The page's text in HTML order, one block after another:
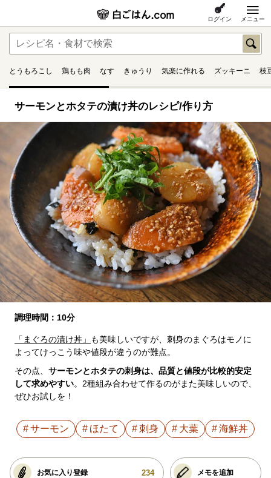
ログイン メニュー
とうもろこし 鶏もも肉 なす きゅうり 気楽に作れる ズッキーニ 枝
サーモンとホタテの漬け丼のレシピ/作り方
調理時間：10分
「まぐろの漬け丼」
も美味しいですが、刺身のまぐろはモノに
よってけっこう味や値段が違うのが難点。
その点、 サーモンとホタテの刺身は、品質と値段が比較的安定
して求めやすい。2種組み合わせて作るのがまた美味しいので、
ぜひお試しを！
サーモン ほたて 刺身 大葉 海鮮丼
お気に入り登録 234 メモを追加